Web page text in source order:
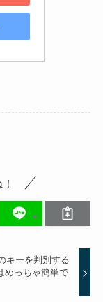
キーを判別する
めっちゃ簡単で